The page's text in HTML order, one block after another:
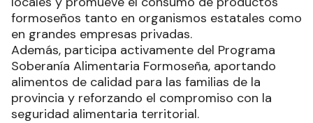
formoseños tanto en organismos estatales como
en grandes empresas privadas.
Además, participa activamente del Programa
Soberanía Alimentaria Formoseña, aportando
alimentos de calidad para las familias de la
provincia y reforzando el compromiso con la
seguridad alimentaria territorial.